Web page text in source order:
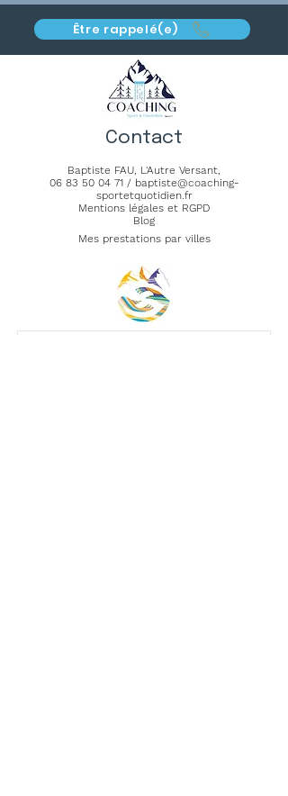
Être rappelé(e)
Contact
Baptiste FAU, L'Autre Versant,
06 83 50 04 71/ baptiste@coaching-
sportetquotidien.fr
Mentions légales et RGPD
Blog
Mes prestations par villes